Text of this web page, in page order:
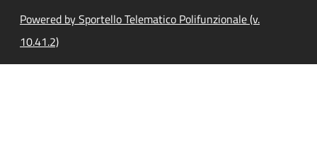
Powered by Sportello Telematico Polifunzionale (v.
10.41.2)